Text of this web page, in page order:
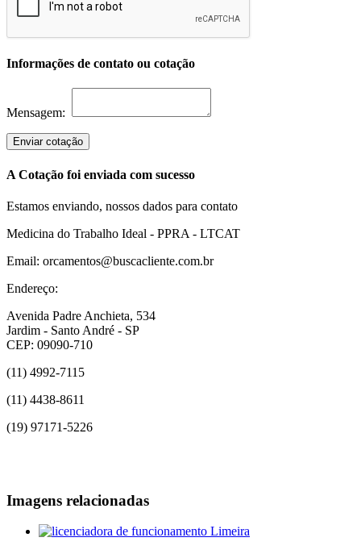
Informações de contato ou cotação
Mensagem:
Enviar cotação
A Cotação foi enviada com sucesso
Estamos enviando, nossos dados para contato
Medicina do Trabalho Ideal - PPRA - LTCAT
Email: orcamentos@buscacliente.com.br
Endereço:
Avenida Padre Anchieta, 534
Jardim - Santo André - SP
CEP: 09090-710
(11) 4992-7115
(11) 4438-8611
(19) 97171-5226
Imagens relacionadas